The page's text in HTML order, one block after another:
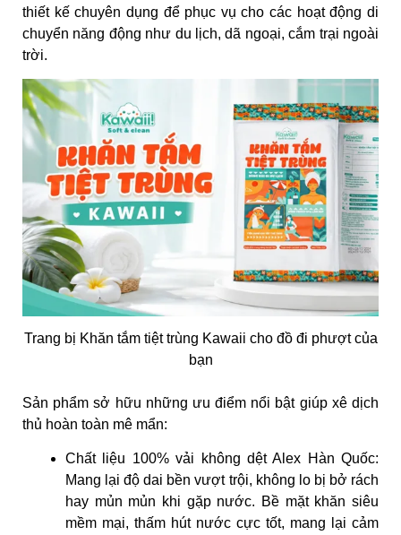
thiết kế chuyên dụng để phục vụ cho các hoạt động di
chuyển năng động như du lịch, dã ngoại, cắm trại ngoài
trời.
Trang bị Khăn tắm tiệt trùng Kawaii cho đồ đi phượt của
bạn
Sản phẩm sở hữu những ưu điểm nổi bật giúp xê dịch
thủ hoàn toàn mê mẩn:
Chất liệu 100% vải không dệt Alex Hàn Quốc:
Mang lại độ dai bền vượt trội, không lo bị bở rách
hay mủn mủn khi gặp nước. Bề mặt khăn siêu
mềm mại, thấm hút nước cực tốt, mang lại cảm